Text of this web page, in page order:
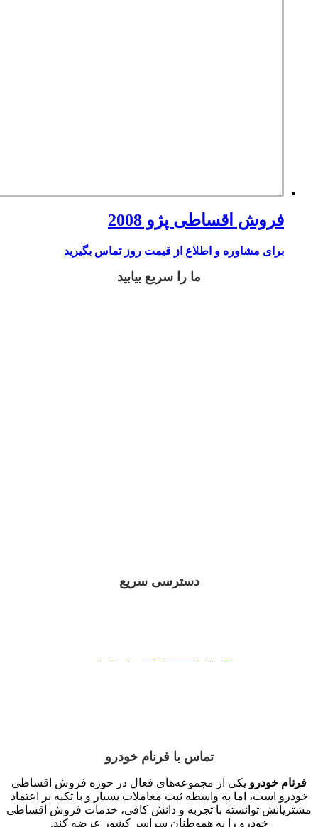
فروش اقساطی پژو 2008
برای مشاوره و اطلاع از قیمت روز تماس بگیرید
ما را سریع بیابید
دسترسی سریع
تماس با فرنام خودرو
فرنام خودرو یکی از مجموعه‌های فعال در حوزه فروش اقساطی
خودرو است، اما به واسطه ثبت معاملات بسیار و با تکیه بر اعتماد
مشتریانش توانسته با تجربه و دانش کافی، خدمات فروش اقساطی
خودرو را به هموطنان سراسر کشور عرضه کند.